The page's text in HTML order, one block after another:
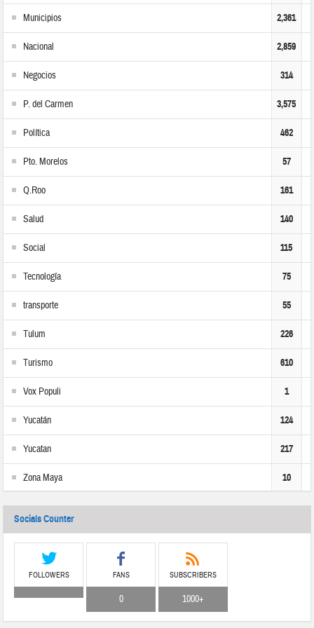
Municipios 2,361
Nacional 2,859
Negocios 314
P. del Carmen 3,575
Política 462
Pto. Morelos 57
Q.Roo 161
Salud 140
Social 115
Tecnología 75
transporte 55
Tulum 226
Turismo 610
Vox Populi 1
Yucatán 124
Yucatan 217
Zona Maya 10
Socials Counter
FOLLOWERS FANS
0
SUBSCRIBERS
1000+